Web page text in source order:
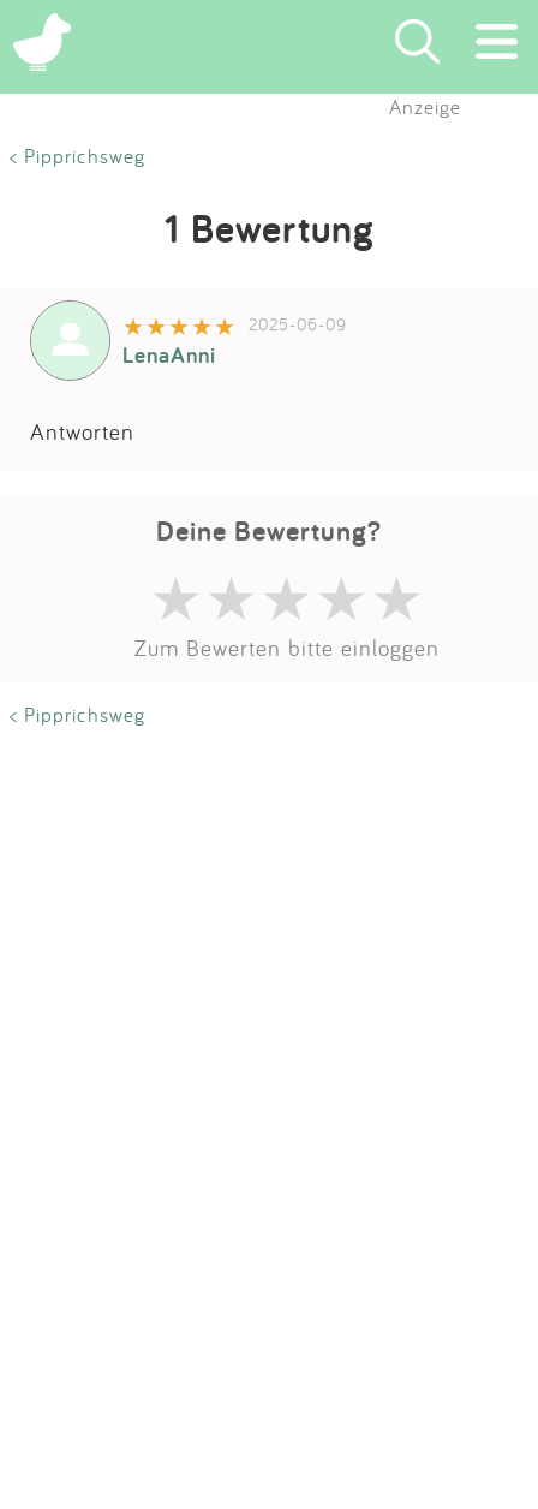
Eintragen
Impressum
Anmelden
Anzeige
< Pipprichsweg
1 Bewertung
2025-06-09
LenaAnni
Antworten
Deine Bewertung?
Zum Bewerten bitte einloggen
< Pipprichsweg